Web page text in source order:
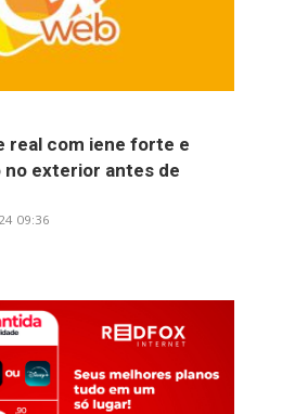
real com iene forte e
no exterior antes de
09:36